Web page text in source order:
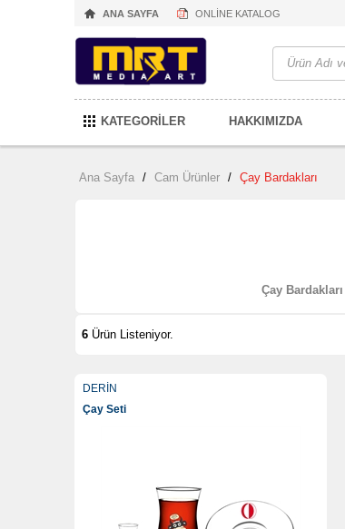
ANA SAYFA ONLİNE KATALOG
KATEGORİLER HAKKIMIZDA
Ana Sayfa / Cam Ürünler / Çay Bardakları
Çay Bardakları
6 Ürün Listeniyor.
DERİN
Çay Seti